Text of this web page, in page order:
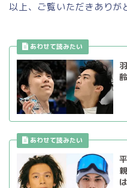
以上、ご覧いただきありが